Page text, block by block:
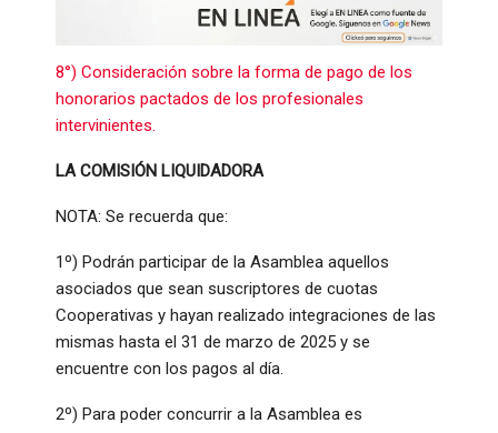
8°) Consideración sobre la forma de pago de los
honorarios pactados de los profesionales
intervinientes.
LA COMISIÓN LIQUIDADORA
NOTA: Se recuerda que:
1º) Podrán participar de la Asamblea aquellos
asociados que sean suscriptores de cuotas
Cooperativas y hayan realizado integraciones de las
mismas hasta el 31 de marzo de 2025 y se
encuentre con los pagos al día.
2º) Para poder concurrir a la Asamblea es